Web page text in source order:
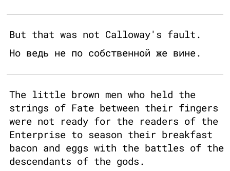
But that was not Calloway's fault.
Но ведь не по собственной же вине.
The little brown men who held the
strings of Fate between their fingers
were not ready for the readers of the
Enterprise to season their breakfast
bacon and eggs with the battles of the
descendants of the gods.